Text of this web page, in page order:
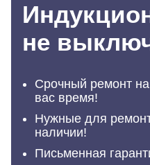
не
Срочный ремонт
вас время!
Нужные для
наличии!
Письменная